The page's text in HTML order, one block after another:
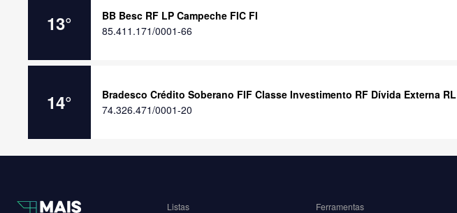
13°
BB Besc RF LP Campeche FIC FI
85.411.171/0001-66
14°
Bradesco Crédito Soberano FIF Classe Investimento RF Dívida Externa RL
74.326.471/0001-20
Listas Ferramentas